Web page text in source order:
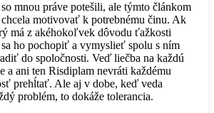
so mnou práve potešili, ale týmto článkom
motivovať k potrebnému činu. Ak
má z akéhokoľvek dôvodu ťažkosti
sa ho pochopiť a vymyslieť spolu s ním
do spoločnosti. Veď liečba na každú
a ani ten Risdiplam nevráti každému
prehĺtať. Ale aj v dobe, keď veda
problém, to dokáže tolerancia.